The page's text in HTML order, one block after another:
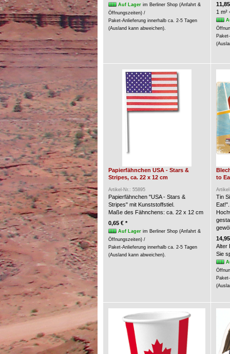
Auf Lagerim Berliner Shop (Anfahrt &
Öffnungszeiten) /
Paket-Anlieferung innerhalb ca. 2-5 Tagen
(Ausland kann abweichen).
1 m²
Papierfähnchen USA - Stars &
Stripes, ca. 22 x 12 cm
Artikel-Nr.: 55895
Papierfähnchen "USA - Stars &
Stripes" mit Kunststoffstiel.
Maße des Fähnchens: ca. 22 x 12 cm
0,65 € *
Auf Lagerim Berliner Shop (Anfahrt &
Öffnungszeiten) /
Paket-Anlieferung innerhalb ca. 2-5 Tagen
(Ausland kann abweichen).
to
Tin
Eat!".
Alter
Sie